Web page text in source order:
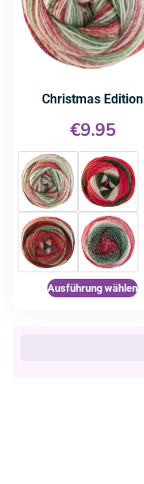
Christmas Edition
€9.95
Ausführung wählen